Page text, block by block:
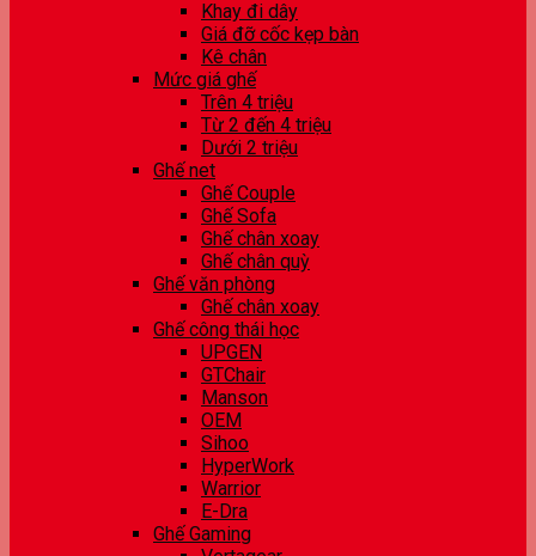
Khay đi dây
Giá đỡ cốc kẹp bàn
Kê chân
Mức giá ghế
Trên 4 triệu
Từ 2 đến 4 triệu
Dưới 2 triệu
Ghế net
Ghế Couple
Ghế Sofa
Ghế chân xoay
Ghế chân quỳ
Ghế văn phòng
Ghế chân xoay
Ghế công thái học
UPGEN
GTChair
Manson
OEM
Sihoo
HyperWork
Warrior
E-Dra
Ghế Gaming